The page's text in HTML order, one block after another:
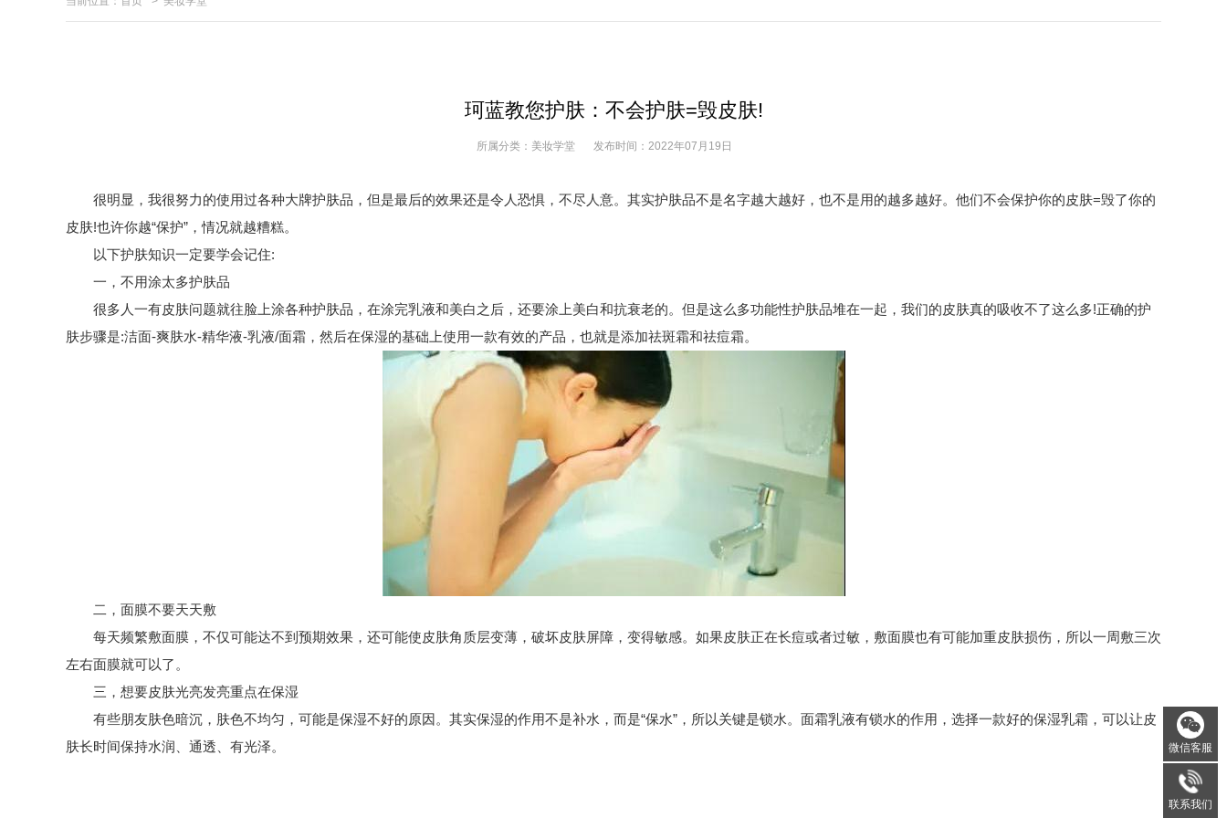
珂蓝教您护肤：不会护肤=毁皮肤!
所属分类： 美妆学堂 发布时间： 2022年07月19日
很明显，我很努力的使用过各种大牌护肤品，但是最后的效果还是令人恐惧，不尽人意。其实护肤品不是名字越大越好，也不是用的越多越好。他们不会保护你的皮肤=毁了你的
皮肤!也许你越“保护”，情况就越糟糕。
以下护肤知识一定要学会记住:
一，不用涂太多护肤品
很多人一有皮肤问题就往脸上涂各种护肤品，在涂完乳液和美白之后，还要涂上美白和抗衰老的。但是这么多功能性护肤品堆在一起，我们的皮肤真的吸收不了这么多!正确的护
肤步骤是:洁面-爽肤水-精华液-乳液/面霜，然后在保湿的基础上使用一款有效的产品，也就是添加祛斑霜和祛痘霜。
二，面膜不要天天敷
每天频繁敷面膜，不仅可能达不到预期效果，还可能使皮肤角质层变薄，破坏皮肤屏障，变得敏感。如果皮肤正在长痘或者过敏，敷面膜也有可能加重皮肤损伤，所以一周敷三次
左右面膜就可以了。
三，想要皮肤光亮发亮重点在保湿
有些朋友肤色暗沉，肤色不均匀，可能是保湿不好的原因。其实保湿的作用不是补水，而是“保水”，所以关键是锁水。面霜乳液有锁水的作用，选择一款好的保湿乳霜，可以让皮
肤长时间保持水润、通透、有光泽。
微信客服
联系我们